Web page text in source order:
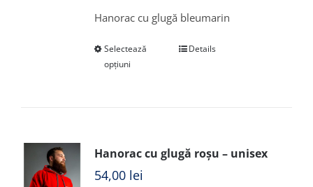
Hanorac cu glugă bleumarin
Selectează
opțiuni
Details
Hanorac cu glugă roșu – unisex
54,00 lei